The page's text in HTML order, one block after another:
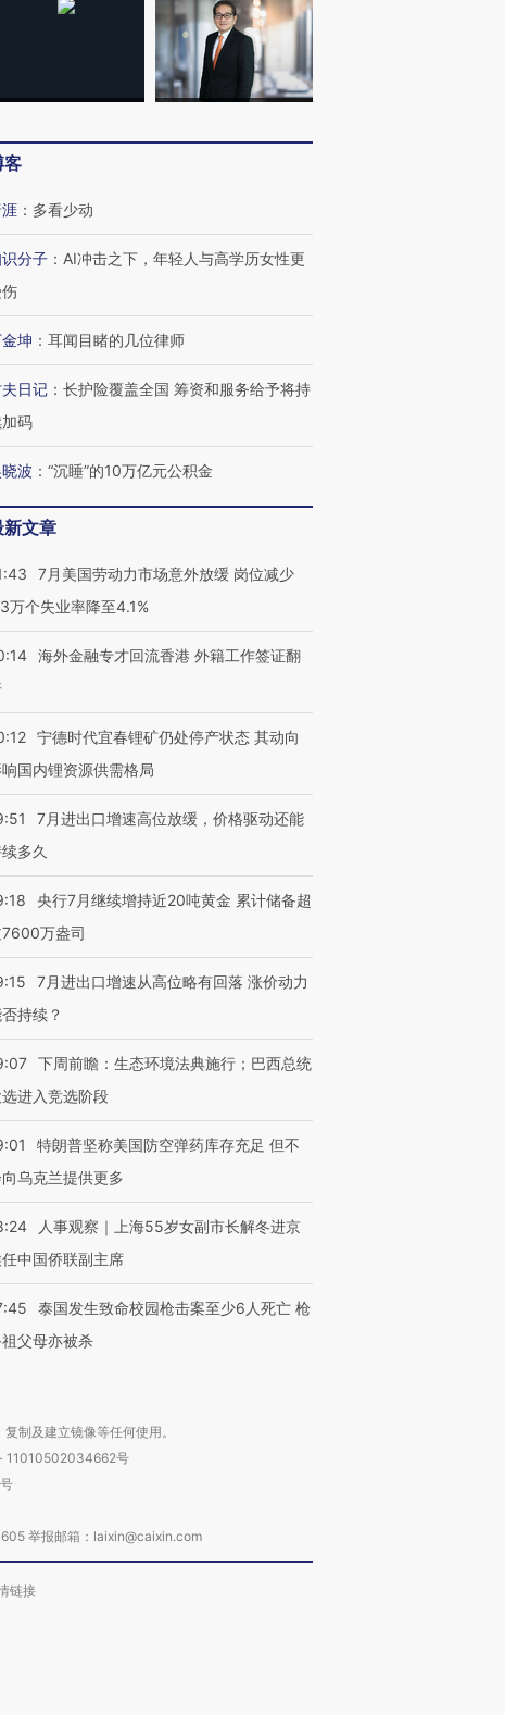
进第四届链博
【特别呈现】寻找100种
有意思的生活方式·第三对
【商旅对话】华住集团
住三大增长引擎是什么？
客
涯 ： 多看少动
分子 ： AI冲击之下，年轻人与高学历女性更
坤 ： 耳闻目睹的几位律师
日记 ： 长护险覆盖全国 筹资和服务给予将持
码
波 ： “沉睡”的10万亿元公积金
新文章
7月美国劳动力市场意外放缓 岗位减少
万个失业率降至4.1%
海外金融专才回流香港 外籍工作签证翻
宁德时代宜春锂矿仍处停产状态 其动向
国内锂资源供需格局
7月进出口增速高位放缓，价格驱动还能
多久
央行7月继续增持近20吨黄金 累计储备超
万盎司
7月进出口增速从高位略有回落 涨价动力
持续？
下周前瞻：生态环境法典施行；巴西总统
选进入竞选阶段
特朗普坚称美国防空弹药库存充足 但不
乌克兰提供更多
人事观察｜上海55岁女副市长解冬进京
中国侨联副主席
泰国发生致命校园枪击案至少6人死亡 枪
父母亦被杀
制及建立镜像等任何使用。
11010502034662号
举报邮箱：laixin@caixin.com
链接